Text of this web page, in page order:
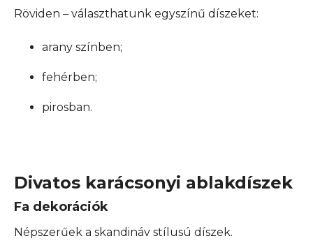
Röviden – választhatunk egyszínű díszeket:
arany színben;
fehérben;
pirosban.
Divatos karácsonyi ablakdíszek
Fa dekorációk
Népszerűek a skandináv stílusú díszek.